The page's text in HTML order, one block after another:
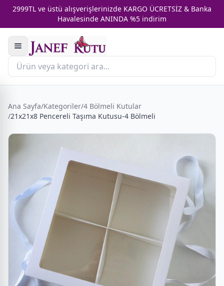
2999TL ve üstü alışverişlerinizde KARGO ÜCRETSİZ & Banka
Havalesinde ANINDA %5 indirim
Ana Sayfa/Kategoriler/4 Bölmeli Kutular
/21x21x8 Pencereli Taşıma Kutusu-4 Bölmeli